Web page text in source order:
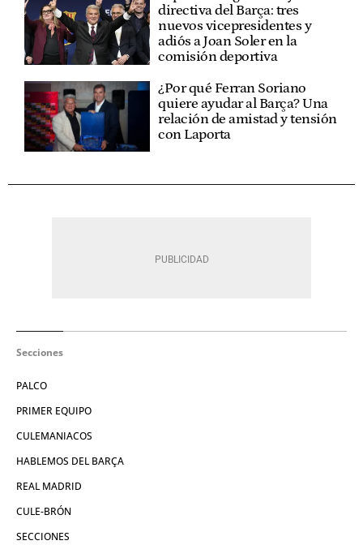
directiva del Barça: tres
nuevos vicepresidentes y
adiós a Joan Soler en la
comisión deportiva
¿Por qué Ferran Soriano
quiere ayudar al Barça? Una
relación de amistad y tensión
con Laporta
Secciones
PALCO
PRIMER EQUIPO
CULEMANIACOS
HABLEMOS DEL BARÇA
REAL MADRID
CULE-BRÓN
SECCIONES